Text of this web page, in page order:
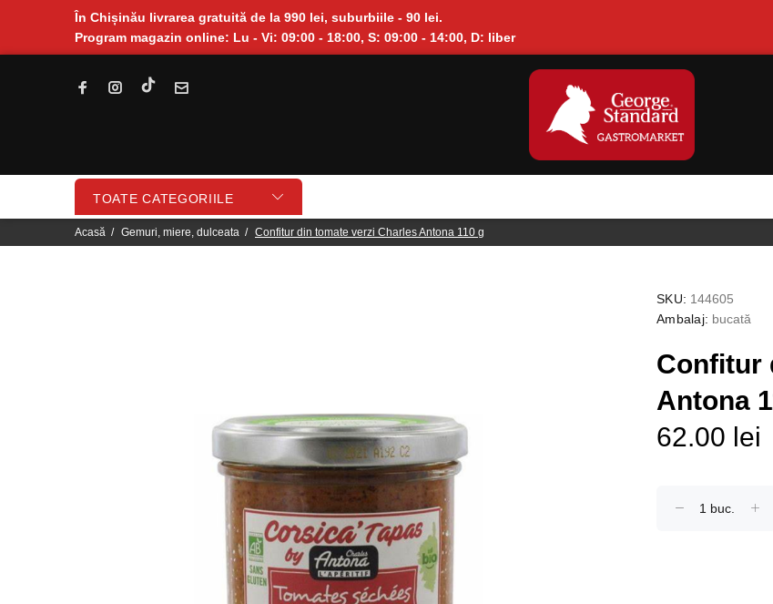
În Chișinău livrarea gratuită de la 990 lei, suburbiile - 90 lei.
Program magazin online: Lu - Vi: 09:00 - 18:00, S: 09:00 - 14:00, D: liber
TOATE CATEGORIILE
Acasă Gemuri, miere, dulceata Confitur din tomate verzi Charles Antona 110 g
SKU: 144605
Ambalaj: bucată
Confitur
Antona
62.00 lei